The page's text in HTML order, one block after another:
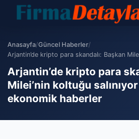
Anasayfa/Güncel Haberler/
Arjantin’de kripto para skandalı: Başkan
Arjantin’de kripto para
Milei’nin koltuğu
ekonomik haberler